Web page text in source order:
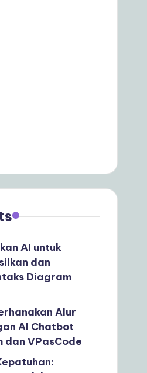
AI untuk
dan
Diagram
Alur
AI Chatbot
dan VPasCode